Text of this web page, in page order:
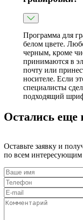
Программа для
белом цвете.
черным, кроме
принимаются в
почту или
носителе. Если
специалисты
подходящий
Остались еще
Оставьте заявку и
по всем